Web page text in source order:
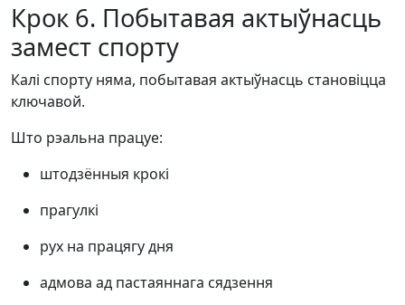
Крок 6. Побытавая актыўнасць
замест спорту
Калі спорту няма, побытавая актыўнасць становіцца
ключавой.
Што рэальна працуе:
штодзённыя крокі
прагулкі
рух на працягу дня
адмова ад пастаяннага сядзення